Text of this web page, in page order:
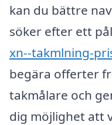
kan du bättre
söker efter ett
xn--takmlning-
begära offerter
takmålare och
dig möjlighet att